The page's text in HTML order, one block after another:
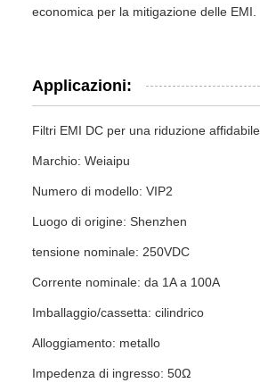
economica per la mitigazione delle EMI.
Applicazioni:
Filtri EMI DC per una riduzione
Marchio: Weiaipu
Numero di modello: VIP2
Luogo di origine: Shenzhen
tensione nominale: 250VDC
Corrente nominale: da 1A a 100A
Imballaggio/cassetta: cilindrico
Alloggiamento: metallo
Impedenza di ingresso: 50Ω